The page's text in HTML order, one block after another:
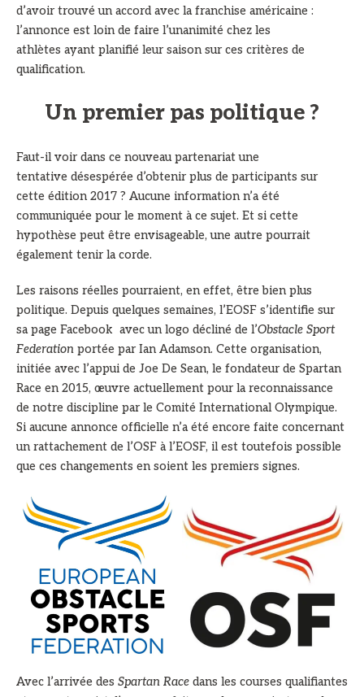
d’avoir trouvé un accord avec la franchise américaine :
l’annonce est loin de faire l’unanimité chez les
athlètes ayant planifié leur saison sur ces critères de
qualification.
Un premier pas politique ?
Faut-il voir dans ce nouveau partenariat une
tentative désespérée d’obtenir plus de participants sur
cette édition 2017 ? Aucune information n’a été
communiquée pour le moment à ce sujet. Et si cette
hypothèse peut être envisageable, une autre pourrait
également tenir la corde.
Les raisons réelles pourraient, en effet, être bien plus
politique. Depuis quelques semaines, l’EOSF s’identifie sur
sa page Facebook avec un logo décliné de l’Obstacle Sport
Federation portée par Ian Adamson. Cette organisation,
initiée avec l’appui de Joe De Sean, le fondateur de Spartan
Race en 2015, œuvre actuellement pour la reconnaissance
de notre discipline par le Comité International Olympique.
Si aucune annonce officielle n’a été encore faite concernant
un rattachement de l’OSF à l’EOSF, il est toutefois possible
que ces changements en soient les premiers signes.
Avec l’arrivée des Spartan Race dans les courses qualifiantes